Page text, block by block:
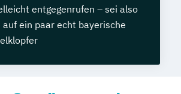
entgegenrufen – sei also
auf ein paar echt bayerische